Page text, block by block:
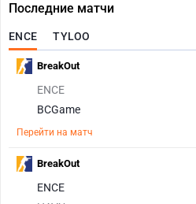
Последние матчи
ENCE TYLOO
ENCE
BCGame
Перейти на матч
BreakOut
ENCE
BreakOut